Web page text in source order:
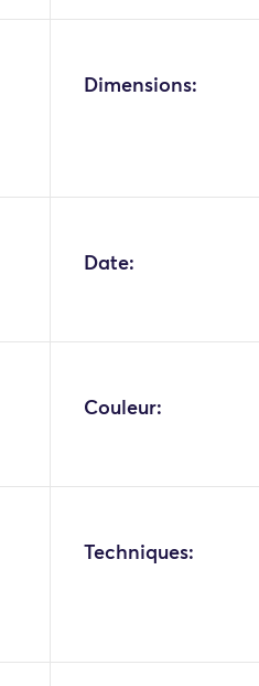
Dimensions:
Date:
Couleur:
Techniques: